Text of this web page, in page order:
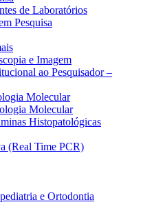
de Laboratórios
Pesquisa
e Imagem
ao Pesquisador –
Molecular
Molecular
Histopatológicas
(Real Time PCR)
e Ortodontia